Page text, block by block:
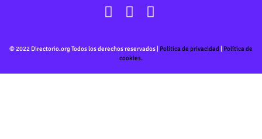
© 2022 Directorio.org Todos los derechos reservados | Política de privacidad
Política de
cookies.